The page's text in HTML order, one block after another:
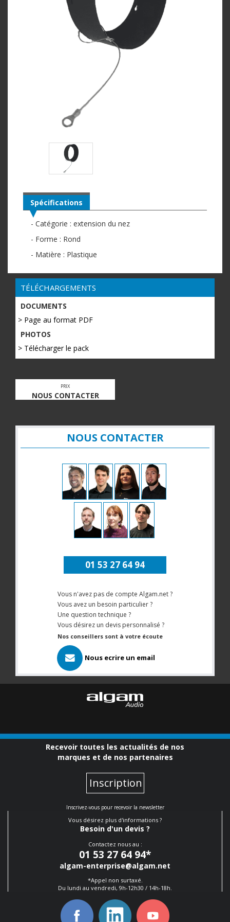
Spécifications
- Catégorie : extension du nez
- Forme : Rond
- Matière : Plastique
TÉLÉCHARGEMENTS
DOCUMENTS
> Page au format PDF
PHOTOS
> Télécharger le pack
PRIX
NOUS CONTACTER
NOUS CONTACTER
01 53 27 64 94
Vous n'avez pas de compte Algam.net ?
Vous avez un besoin particulier ?
Une question technique ?
Vous désirez un devis personnalisé ?
Nos conseillers sont à votre écoute
Nous ecrire un email
Recevoir toutes les actualités de nos
marques et de nos partenaires
Inscription
Inscrivez-vous pour recevoir la newsletter
Vous désirez plus d'informations ?
Besoin d'un devis ?
Contactez nous au :
01 53 27 64 94*
algam-enterprise@algam.net
*Appel non surtaxé.
Du lundi au vendredi, 9h-12h30 / 14h-18h.